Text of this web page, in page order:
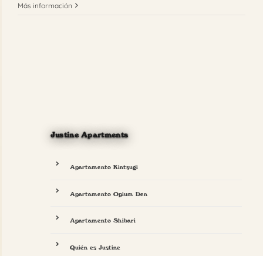
Más información
Justine Apartments
Apartamento Kintsugi
Apartamento Opium Den
Apartamento Shibari
Quién es Justine